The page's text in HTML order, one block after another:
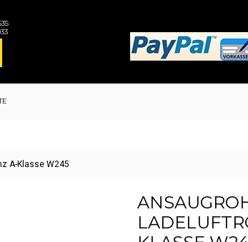
A-Klasse W245